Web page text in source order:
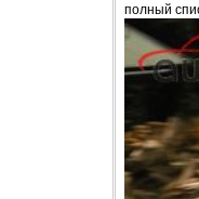
полный